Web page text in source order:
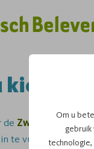
Om u
gebruik
kiest
de Zwerftocht
te vullen.